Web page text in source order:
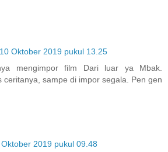
10 Oktober 2019 pukul 13.25
mengimpor film Dari luar ya Mbak.
ceritanya, sampe di impor segala. Pen gen
Oktober 2019 pukul 09.48